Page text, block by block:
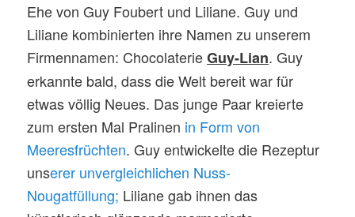
Ehe von Guy Foubert und Liliane. Guy und
Liliane kombinierten ihre Namen zu unserem
Firmennamen: ChocolaterieGuy-Lian. Guy
erkannte bald, dass die Welt bereit war für
etwas völlig Neues. Das junge Paar kreierte
zum ersten Mal Pralinen in Form von
Meeresfrüchten. Guy entwickelte die Rezeptur
unserer unvergleichlichen Nuss-
Nougatfüllung; Liliane gab ihnen das